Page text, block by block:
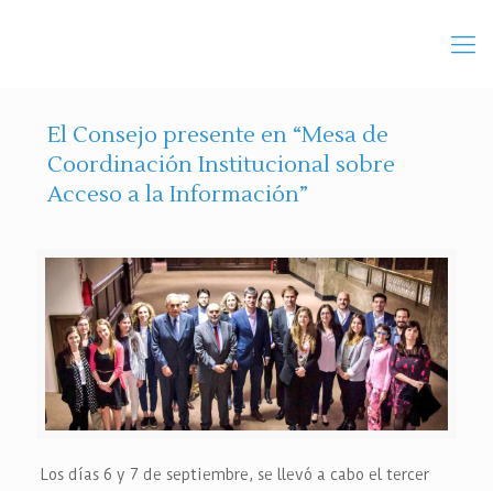
El Consejo presente en “Mesa de
Coordinación Institucional sobre
Acceso a la Información”
Los días 6 y 7 de septiembre, se llevó a cabo el tercer